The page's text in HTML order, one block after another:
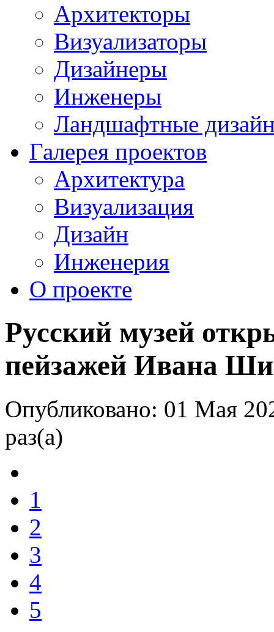
Архитекторы
Визуализаторы
Дизайнеры
Инженеры
Ландшафтные
Галерея проектов
Архитектура
Визуализация
Дизайн
Инженерия
О проекте
Русский музей
пейзажей Ивана
Опубликовано: 01 Мая
раз(а)
1
2
3
4
5